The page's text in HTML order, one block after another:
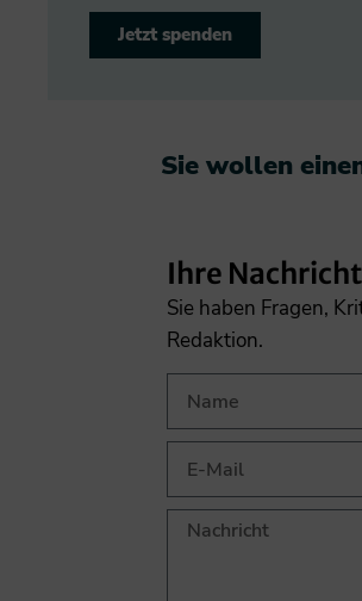
Jetzt spenden
Sie wollen
Ihre
Sie haben Fragen,
Redaktion.